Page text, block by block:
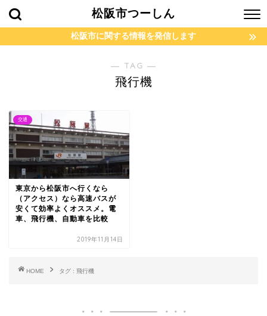
松阪市つーしん
松阪市に関する情報を発信します
― TAG ―
飛行機
交通
東京から松阪市へ行くなら
（アクセス）なら高速バスが
安くて効率よくオススメ。電
車、飛行機、自動車を比較
2019年11月14日
HOME タグ : 飛行機